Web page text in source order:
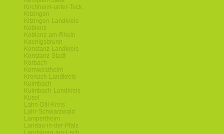
Kirchheim-unter-Teck
Kitzingen
Kitzingen-Landkreis
Koblenz
Koblenz-am-Rhein
Koenigsbrunn
Konstanz-Landkreis
Konstanz-Stadt
Korbach
Kornwestheim
Kronach-Landkreis
Kulmbach
Kulmbach-Landkreis
Kusel
Lahn-Dill-Kreis
Lahr-Schwarzwald
Lampertheim
Landau-in-der-Pfalz
Landsberg-am-Lech